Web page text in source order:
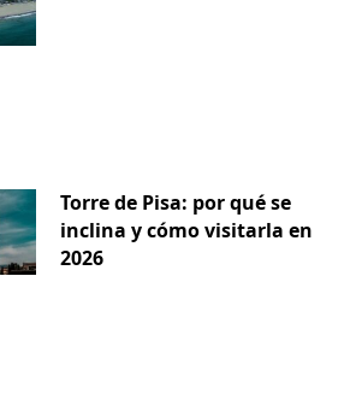
Torre de Pisa: por qué se
inclina y cómo visitarla en
2026